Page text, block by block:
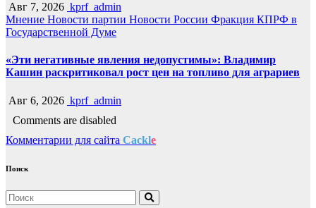
Авг 7, 2026 kprf_admin
Мнение Новости партии Новости России Фракция КПРФ в
Государственной Думе
«Эти негативные явления недопустимы»: Владимир
Кашин раскритиковал рост цен на топливо для аграриев
Авг 6, 2026 kprf_admin
Comments are disabled
Комментарии для сайта Cackle
Поиск